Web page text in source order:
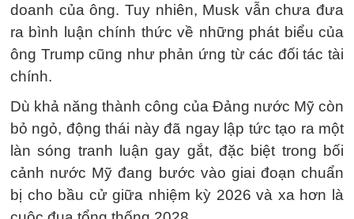
doanh của ông. Tuy nhiên, Musk vẫn chưa đưa
ra bình luận chính thức về những phát biểu của
ông Trump cũng như phản ứng từ các đối tác tài
chính.
Dù khả năng thành công của Đảng nước Mỹ còn
bỏ ngỏ, động thái này đã ngay lập tức tạo ra một
làn sóng tranh luận gay gắt, đặc biệt trong bối
cảnh nước Mỹ đang bước vào giai đoạn chuẩn
bị cho bầu cử giữa nhiệm kỳ 2026 và xa hơn là